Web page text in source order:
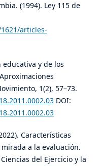
(1994). Ley 115 de
articles-
educativa y de los
1(2), 57–73.
DOI:
Características
a la evaluación.
del Ejercicio y la